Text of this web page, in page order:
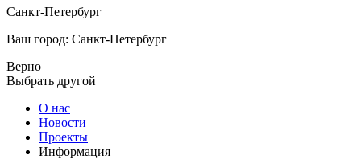
Санкт-Петербург
Ваш город: Санкт-Петербург
Верно
Выбрать другой
О нас
Новости
Проекты
Информация